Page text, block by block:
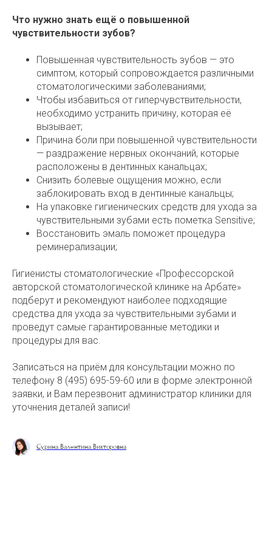
Что нужно знать ещё о повышенной
чувствительности зубов?
Повышенная чувствительность зубов — это
симптом, который сопровождается различными
стоматологическими заболеваниями;
Чтобы избавиться от гиперчувствительности,
необходимо устранить причину, которая её
вызывает;
Причина боли при повышенной чувствительности
— раздражение нервных окончаний, которые
расположены в дентинных канальцах;
Снизить болевые ощущения можно, если
заблокировать вход в дентинные канальцы;
На упаковке гигиенических средств для ухода за
чувствительными зубами есть пометка Sensitive;
Восстановить эмаль поможет процедура
реминерализации;
Гигиенисты стоматологические «Профессорской
авторской стоматологической клинике на Арбате»
подберут и рекомендуют наиболее подходящие
средства для ухода за чувствительными зубами и
проведут самые гарантированные методики и
процедуры для вас.
Записаться на приём для консультации можно по
телефону 8 (495) 695-59-60 или в форме электронной
заявки, и Вам перезвонит администратор клиники для
уточнения деталей записи!
Сурина Валентина Викторовна